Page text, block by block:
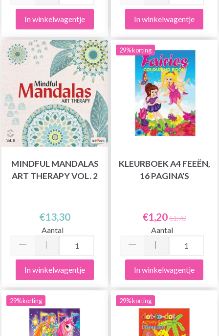
In winkelwagentje In winkelwagentje
MINDFUL MANDALAS
ART THERAPY VOL. 2
€13,30
Aantal
In winkelwagentje
29% korting
KLEURBOEK A4 FEEËN,
16 PAGINA'S
€1,20€1,70
Aantal
In winkelwagentje
29% korting 29% korting